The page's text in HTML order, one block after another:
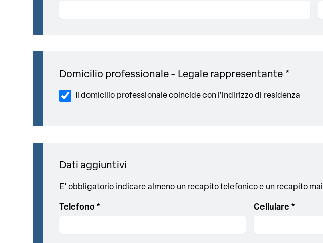
Domicilio professionale - Legale rappresentante *
Il domicilio professionale coincide con l'indirizzo di residenza
Dati aggiuntivi
E' obbligatorio indicare almeno un recapito telefonico e un recapito mail
Telefono * Cellulare *